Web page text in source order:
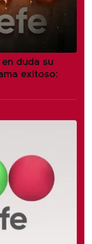
duda su
exitoso: